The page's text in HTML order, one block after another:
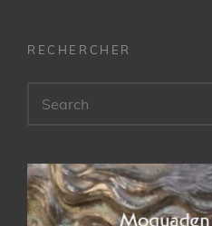
RECHERCHER
for: